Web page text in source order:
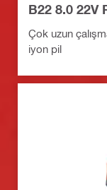
B22 8.0 22V
Çok uzun
iyon pil